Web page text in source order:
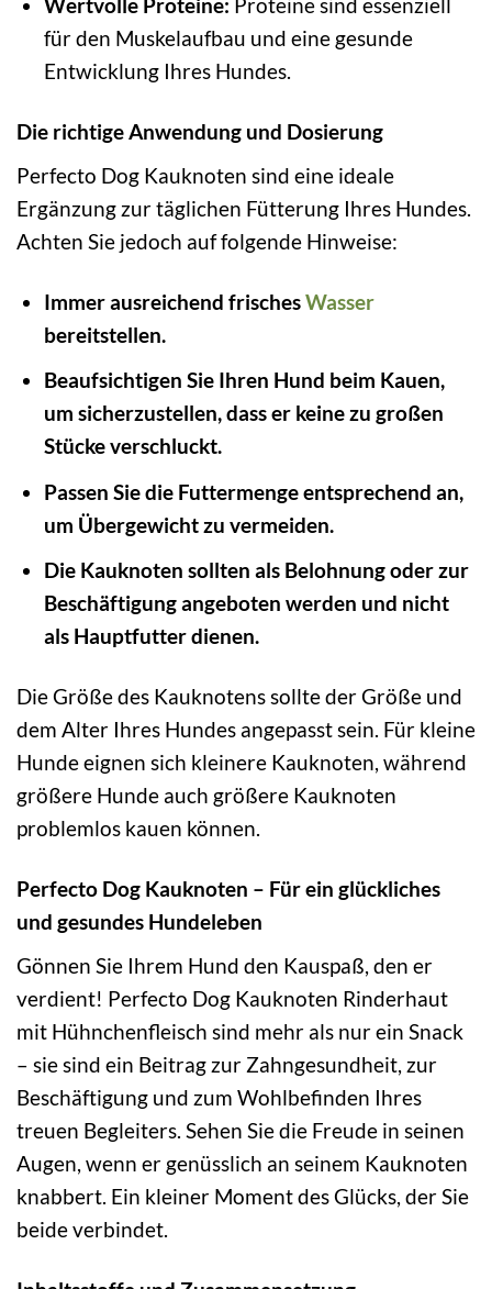
Wertvolle Proteine: Proteine sind essenziell
für den Muskelaufbau und eine gesunde
Entwicklung Ihres Hundes.
Die richtige Anwendung und Dosierung
Perfecto Dog Kauknoten sind eine ideale
Ergänzung zur täglichen Fütterung Ihres Hundes.
Achten Sie jedoch auf folgende Hinweise:
Immer ausreichend frischesWasser
bereitstellen.
Beaufsichtigen Sie Ihren Hund beim Kauen,
um sicherzustellen, dass er keine zu großen
Stücke verschluckt.
Passen Sie die Futtermenge entsprechend an,
um Übergewicht zu vermeiden.
Die Kauknoten sollten als Belohnung oder zur
Beschäftigung angeboten werden und nicht
als Hauptfutter dienen.
Die Größe des Kauknotens sollte der Größe und
dem Alter Ihres Hundes angepasst sein. Für kleine
Hunde eignen sich kleinere Kauknoten, während
größere Hunde auch größere Kauknoten
problemlos kauen können.
Perfecto Dog Kauknoten – Für ein glückliches
und gesundes Hundeleben
Gönnen Sie Ihrem Hund den Kauspaß, den er
verdient! Perfecto Dog Kauknoten Rinderhaut
mit Hühnchenfleisch sind mehr als nur ein Snack
– sie sind ein Beitrag zur Zahngesundheit, zur
Beschäftigung und zum Wohlbefinden Ihres
treuen Begleiters. Sehen Sie die Freude in seinen
Augen, wenn er genüsslich an seinem Kauknoten
knabbert. Ein kleiner Moment des Glücks, der Sie
beide verbindet.